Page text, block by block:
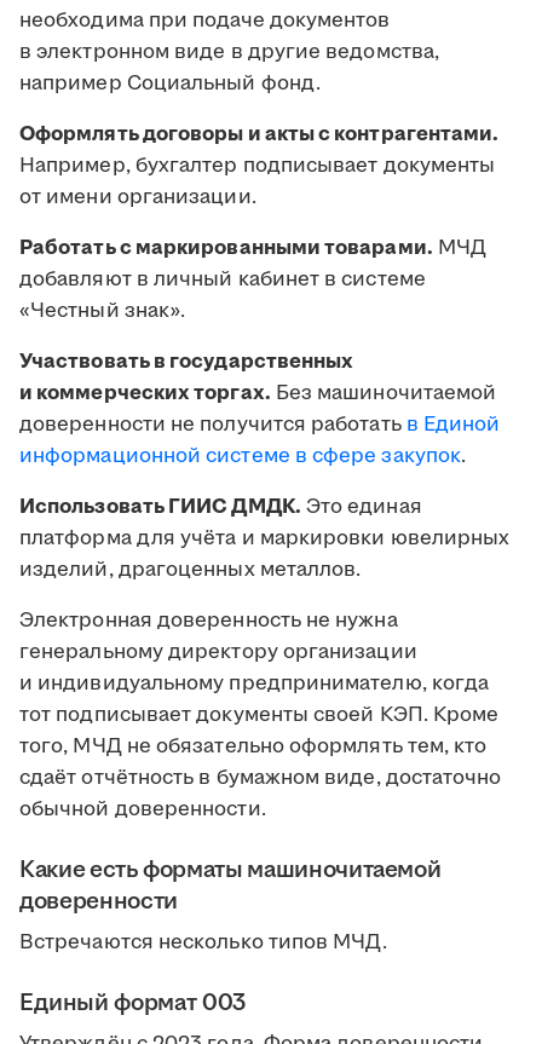
необходима при подаче документов
в электронном виде в другие ведомства,
например Социальный фонд.
Оформлять договоры и акты с контрагентами.
Например, бухгалтер подписывает документы
от имени организации.
Работать с маркированными товарами. МЧД
добавляют в личный кабинет в системе
«Честный знак».
Участвовать в государственных
и коммерческих торгах. Без машиночитаемой
доверенности не получится работать в Единой
информационной системе в сфере закупок.
Использовать ГИИС ДМДК. Это единая
платформа для учёта и маркировки ювелирных
изделий, драгоценных металлов.
Электронная доверенность не нужна
генеральному директору организации
и индивидуальному предпринимателю, когда
тот подписывает документы своей КЭП. Кроме
того, МЧД не обязательно оформлять тем, кто
сдаёт отчётность в бумажном виде, достаточно
обычной доверенности.
Какие есть форматы машиночитаемой
доверенности
Встречаются несколько типов МЧД.
Единый формат 003